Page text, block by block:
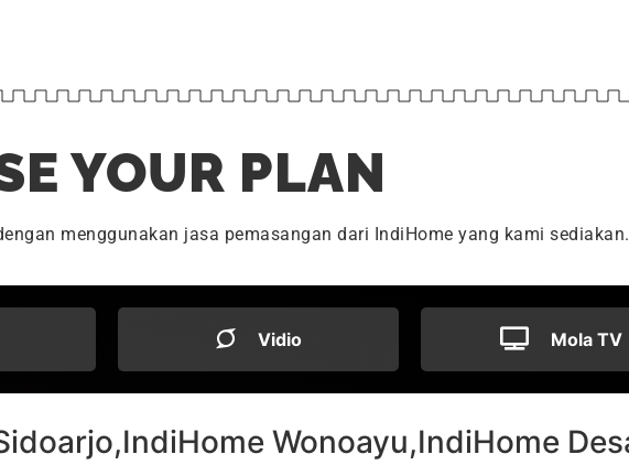
YOUR PLAN
menggunakan jasa pemasangan dari IndiHome yang kami sediakan.
Vidio Mola TV